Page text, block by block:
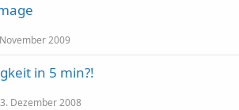
2009
in 5 min?!
Dezember 2008